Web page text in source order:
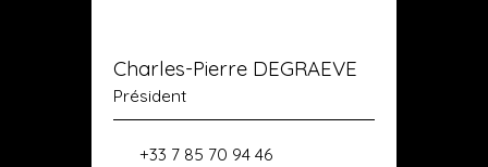
Charles-Pierre DEGRAEVE
Président
+33 7 85 70 94 46